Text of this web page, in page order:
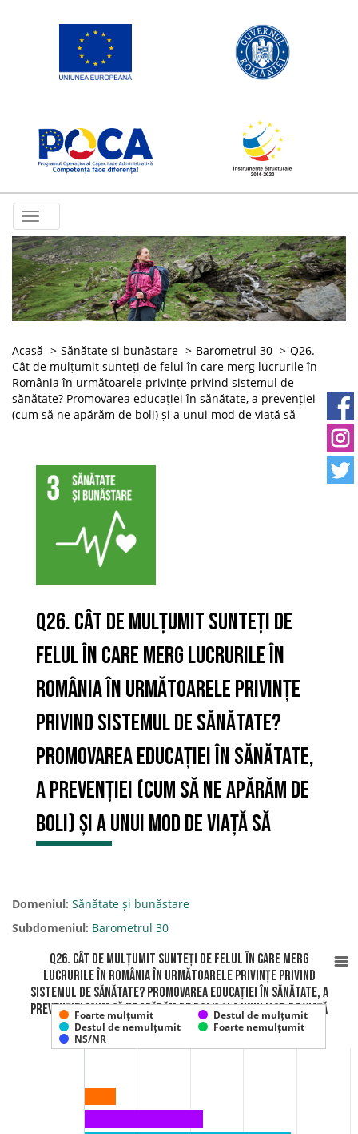
Toggle
navigation
Acasă Sănătate și bunăstare Barometrul 30
Q26.
Cât de mulțumit sunteți de felul în care merg lucrurile în
România în următoarele privințe privind sistemul de
sănătate? Promovarea educației în sănătate, a prevenției
(cum să ne apărăm de boli) și a unui mod de viață să
Q26. Cât de mulțumit sunteți de
felul în care merg lucrurile în
România în următoarele privințe
privind sistemul de sănătate?
Promovarea educației în sănătate,
a prevenției (cum să ne apărăm de
boli) și a unui mod de viață să
Domeniul: Sănătate și bunăstare
Subdomeniul: Barometrul 30
Q26. Cât de mulțumit sunteți de felul în care merg
lucrurile în România în următoarele privințe privind
sistemul de sănătate? Promovarea educației în sănătate, a
prevenției (cum să ne apărăm de boli) și a unui mod de viață
să
Foarte mulțumit
Destul de mulțumit
Destul de nemulțumit
Foarte nemulțumit
NS/NR